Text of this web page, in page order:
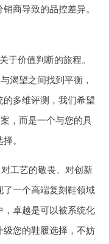
商导致的品控差异。
于价值判断的旅程。
渴望之间找到平衡，
多维评测，我们希望
，而是一个与您的具
。
工艺的敬畏、对创新
了一个高端复刻鞋领域
卓越是可以被系统化
级您的鞋履选择，不妨